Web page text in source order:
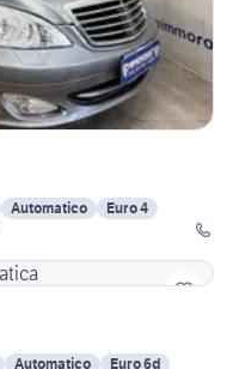
Automatico
Euro 4
Automatico Euro 6d